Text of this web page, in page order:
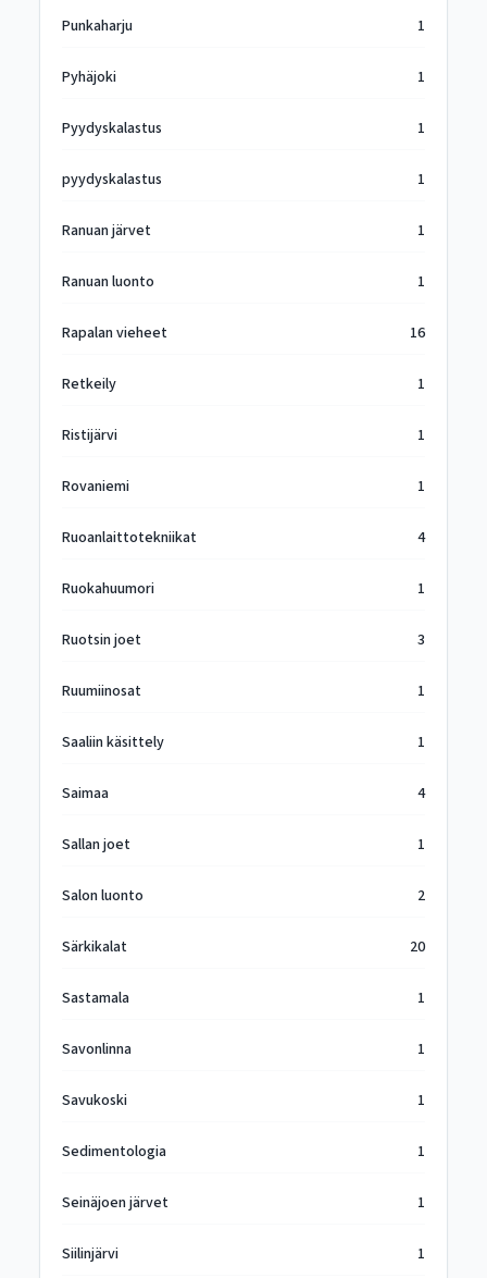
Punkaharju 1
Pyhäjoki 1
Pyydyskalastus 1
pyydyskalastus 1
Ranuan järvet 1
Ranuan luonto 1
Rapalan vieheet 16
Retkeily 1
Ristijärvi 1
Rovaniemi 1
Ruoanlaittotekniikat 4
Ruokahuumori 1
Ruotsin joet 3
Ruumiinosat 1
Saaliin käsittely 1
Saimaa 4
Sallan joet 1
Salon luonto 2
Särkikalat 20
Sastamala 1
Savonlinna 1
Savukoski 1
Sedimentologia 1
Seinäjoen järvet 1
Siilinjärvi 1